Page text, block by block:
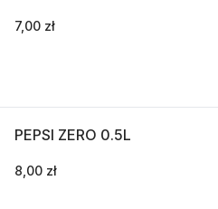
7,00 zł
PEPSI ZERO 0.5L
8,00 zł